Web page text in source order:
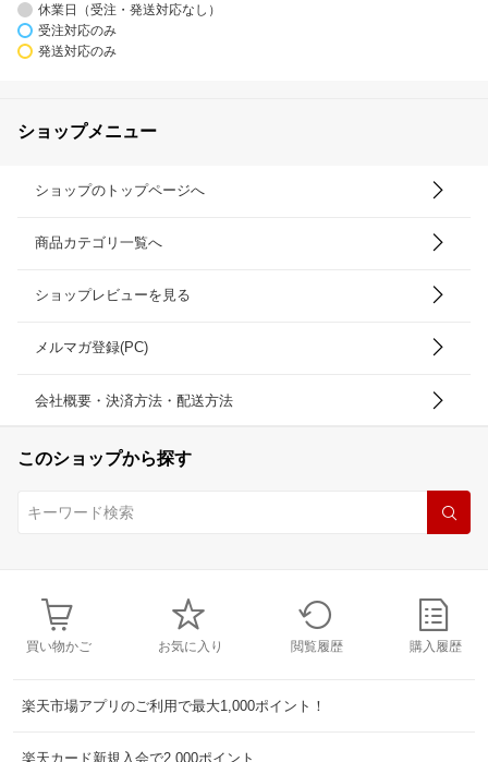
休業日（受注・発送対応なし）
受注対応のみ
発送対応のみ
ショップメニュー
ショップのトップページへ
商品カテゴリ一覧へ
ショップレビューを見る
メルマガ登録(PC)
会社概要・決済方法・配送方法
このショップから探す
買い物かご お気に入り 閲覧履歴 購入履歴
楽天市場アプリのご利用で最大1,000ポイント！
楽天カード新規入会で2,000ポイント